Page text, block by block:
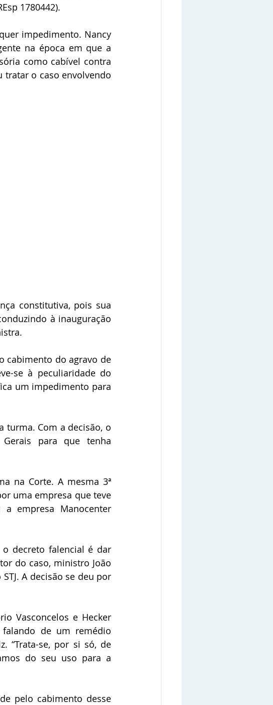
1780442).
impedimento. Nancy
na época em que a
como cabível contra
tratar o caso envolvendo
constitutiva, pois sua
à inauguração
cabimento do agravo de
se à peculiaridade do
um impedimento para
turma. Com a decisão, o
para que tenha
na Corte. A mesma 3ª
uma empresa que teve
a empresa Manocenter
decreto falencial é dar
do caso, ministro João
A decisão se deu por
Vasconcelos e Hecker
falando de um remédio
“Trata-se, por si só, de
do seu uso para a
pelo cabimento desse